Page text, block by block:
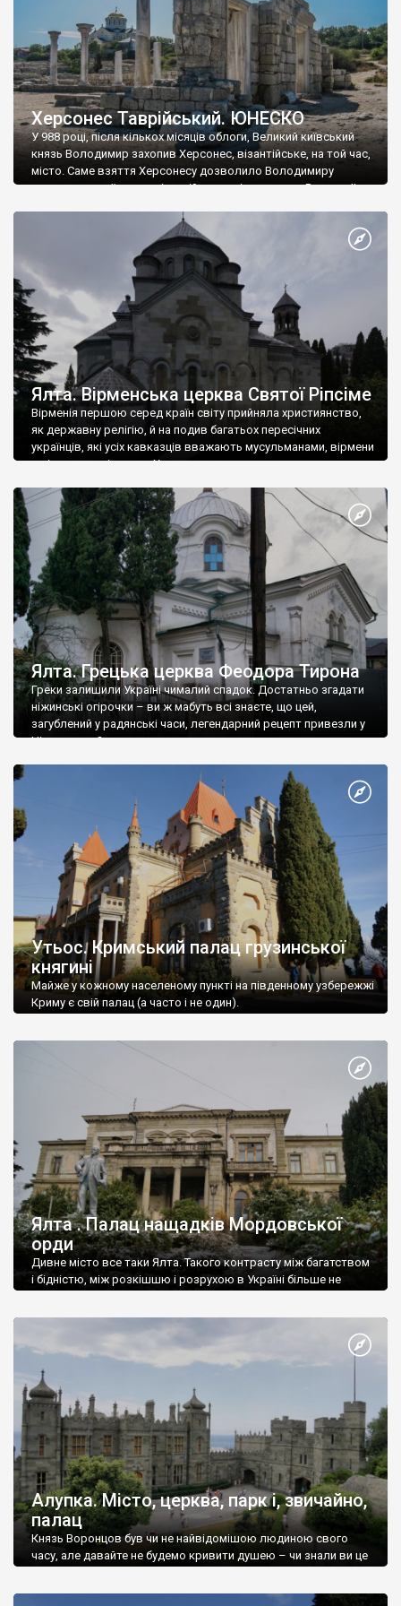
Херсонес Таврійський. ЮНЕСКО
У 988 році, після кількох місяців облоги, Великий київський
князь Володимир захопив Херсонес, візантійське, на той час,
місто. Саме взяття Херсонесу дозволило Володимиру
диктувати свої умови візантійському імператору Василю ІІ, та
Херсонесі Володимир-язичник, став Василем-християнином.
А потім було Хрещення Русі. На честь Херсонесу Таврійського
Ялта. Вірменська церква Святої Ріпсіме
Вірменія першою серед країн світу прийняла християнство,
як державну релігію, й на подив багатьох пересічних
українців, які усіх кавказців вважають мусульманами, вірмени
є відданими вірянами Христа
Ялта. Грецька церква Феодора Тирона
Греки залишили Україні чималий спадок. Достатньо згадати
ніжинські огірочки – ви ж мабуть всі знаєте, що цей,
загублений у радянські часи, легендарний рецепт привезли у
Ніжин греки?
Утьос. Кримський палац грузинської
княгині
Майже у кожному населеному пункті на південному узбережжі
Криму є свій палац (а часто і не один).
Ялта . Палац нащадків Мордовської
орди
Дивне місто все таки Ялта. Такого контрасту між багатством
і бідністю, між розкішшю і розрухою в Україні більше не
Алупка. Місто, церква, парк і, звичайно,
палац
Князь Воронцов був чи не найвідомішою людиною свого
часу, але давайте не будемо кривити душею – чи знали ви це